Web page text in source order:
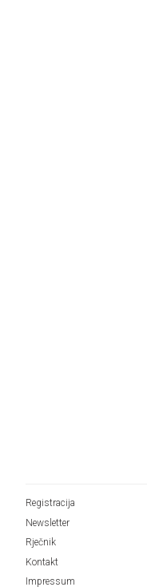
Registracija
Newsletter
Rječnik
Kontakt
Impressum